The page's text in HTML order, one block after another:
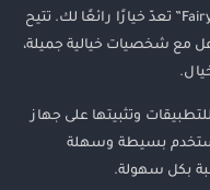
فراغك، فإنّ “Fairy Boyfriend Otome Romance” تعدّ خيارًا رائعًا لك. تتيح
مع شخصيات خيالية جميلة،
للتطبيقات وتثبيتها على جهاز
بسيطة وسهلة
بكل سهولة.